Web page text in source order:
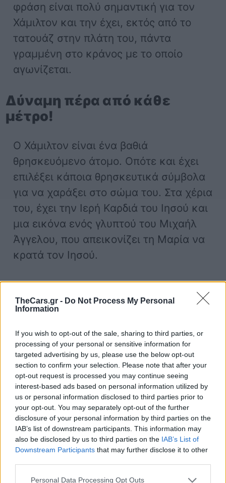
TheCars.gr - Do Not Process My Personal
Information
If you wish to opt-out of the sale, sharing to third parties, or
processing of your personal or sensitive information for
targeted advertising by us, please use the below opt-out
section to confirm your selection. Please note that after your
opt-out request is processed you may continue seeing
interest-based ads based on personal information utilized by
us or personal information disclosed to third parties prior to
your opt-out. You may separately opt-out of the further
disclosure of your personal information by third parties on the
IAB’s list of downstream participants. This information may
also be disclosed by us to third parties on the IAB’s List of
Downstream Participants that may further disclose it to other
Personal Data Processing Opt Outs
φράση είναι πολύ σημαντική για τον
Χάμιλτον και την έχει, εκτός από το
τατουάζ στην πλάτη του, πάντα
γραμμένη στο κράνος με το οποίο
αγωνίζεται.
Δύναμη πέρα από κάθε
μέτρο!
Ο Χάμιλτον είναι ένα βαθιά
θρησκευόμενο άτομο. Οπότε και έχει
επιλέξει κάποια θρησκευτικά σύμβολα
για να χαράξει στο σώμα του. Στα χέρια
του, έχει την Ιερή Καρδιά του Ιησού και
μια εικόνα ενός γλυπτού του Μιχαήλ
Άγγελου, που απεικονίζει τη Μαρία να
κρατά τον Ιησού.
Ο ίδιος έχει πει για τα θρησκευτικά
σύμβολα: «Φεύγω από την εκκλησία
πραγματικά την κατεύθυνσή μου, ξέρω
προς τα που να πάω».
Για αυτό ο Χάμιλτον, έχει χαράξει μια
πυξίδα στο στήθος του, που συμβολίζει
την εκκλησία, που τον βοήθησε να βρει
την «πυξίδα» του. Επίσης για να τιμήσει
την οικογένειά του, έχει γράψει στους